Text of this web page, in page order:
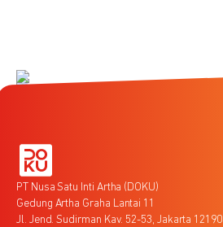
PT Nusa Satu Inti Artha (DOKU)
Gedung Artha Graha Lantai 11
Jl. Jend. Sudirman Kav. 52-53, Jakarta 12190